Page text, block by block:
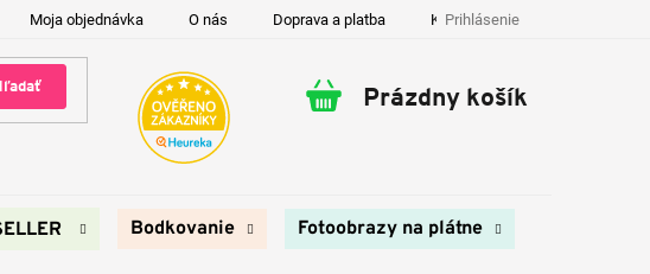
Moja objednávka O nás Doprava a platba Kontakty
Prihlásenie
Nákupný
Prázdny košík
Bodkovanie Fotoobrazy na plátne